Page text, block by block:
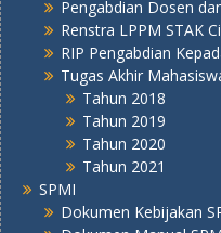
Pengabdian Dosen
Renstra LPPM STAK
RIP Pengabdian
Tugas Akhir
Tahun 2018
Tahun 2019
Tahun 2020
Tahun 2021
SPMI
Dokumen Kebijakan